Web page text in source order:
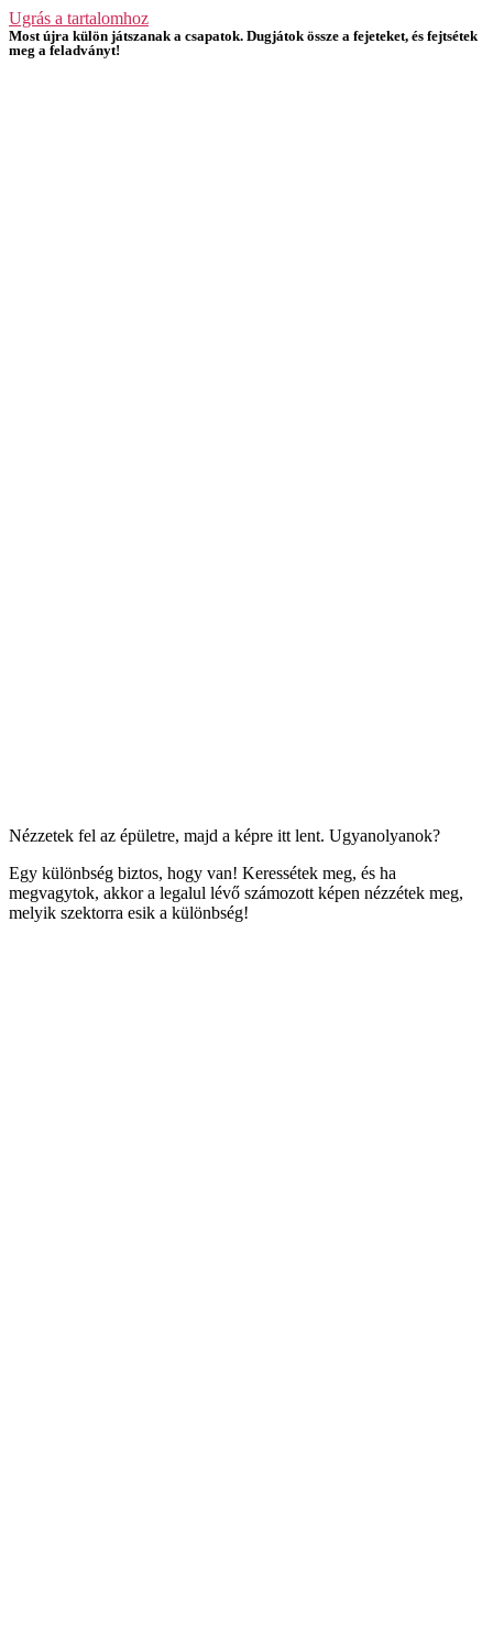
Ugrás a tartalomhoz
Most újra külön játszanak a csapatok. Dugjátok össze a fejeteket, és fejtsétek
meg a feladványt!
Nézzetek fel az épületre, majd a képre itt lent. Ugyanolyanok?
Egy különbség biztos, hogy van! Keressétek meg, és ha
megvagytok, akkor a legalul lévő számozott képen nézzétek meg,
melyik szektorra esik a különbség!